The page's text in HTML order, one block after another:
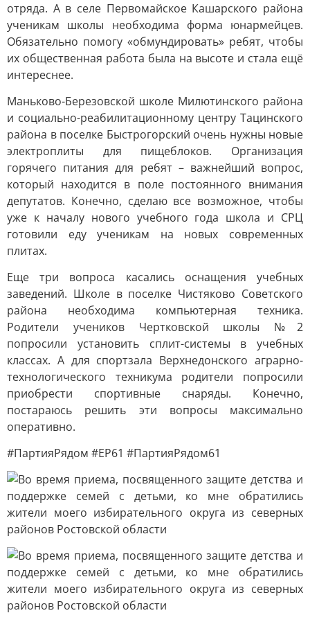
отряда. А в селе Первомайское Кашарского района
ученикам школы необходима форма юнармейцев.
Обязательно помогу «обмундировать» ребят, чтобы
их общественная работа была на высоте и стала ещё
интереснее.
Маньково-Березовской школе Милютинского района
и социально-реабилитационному центру Тацинского
района в поселке Быстрогорский очень нужны новые
электроплиты для пищеблоков. Организация
горячего питания для ребят – важнейший вопрос,
который находится в поле постоянного внимания
депутатов. Конечно, сделаю все возможное, чтобы
уже к началу нового учебного года школа и СРЦ
готовили еду ученикам на новых современных
плитах.
Еще три вопроса касались оснащения учебных
заведений. Школе в поселке Чистяково Советского
района необходима компьютерная техника.
Родители учеников Чертковской школы №2
попросили установить сплит-системы в учебных
классах. А для спортзала Верхнедонского аграрно-
технологического техникума родители попросили
приобрести спортивные снаряды. Конечно,
постараюсь решить эти вопросы максимально
оперативно.
#ПартияРядом #ЕР61 #ПартияРядом61